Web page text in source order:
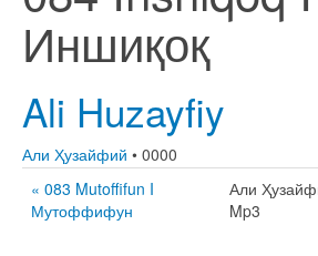
Иншиқоқ
Ali Huzayfiy
Али Ҳузайфий • 0000
« 083 Mutoffifun I
Мутоффифун
Али
Mp3